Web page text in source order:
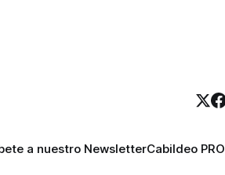
a nuestro NewsletterCabildeo PRO